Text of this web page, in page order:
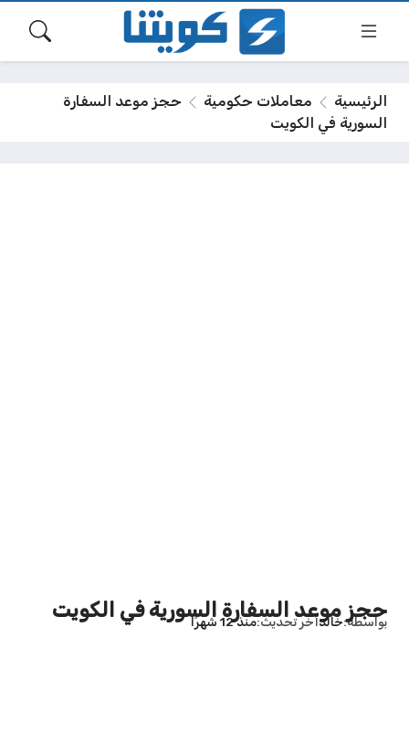
الرئيسية معاملات حكومية
حجز موعد السفارة
السورية في الكويت
حجز موعد السفارة السورية في الكويت
بواسطة خالدآخر تحديث منذ 12 شهرًا